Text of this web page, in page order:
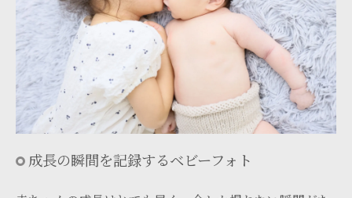
成長の瞬間を記録するベビーフォト